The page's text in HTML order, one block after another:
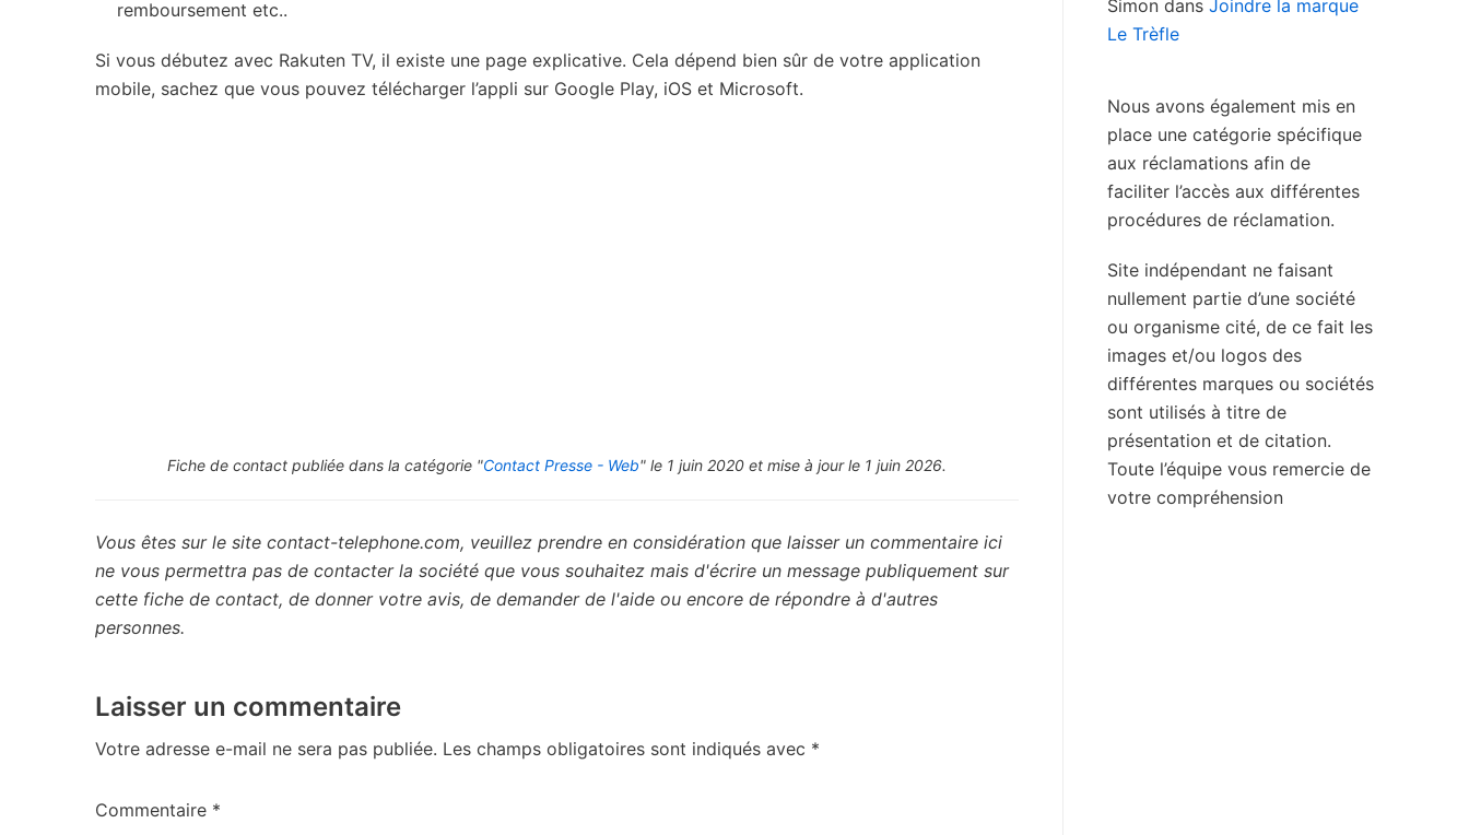
remboursement etc..
Si vous débutez avec Rakuten TV, il existe une page explicative. Cela dépend bien sûr de votre application
mobile, sachez que vous pouvez télécharger l’appli sur Google Play, iOS et Microsoft.
Fiche de contact publiée dans la catégorie "Contact Presse - Web" le 1 juin 2020 et mise à jour le 1 juin 2026.
Vous êtes sur le site contact-telephone.com, veuillez prendre en considération que laisser un commentaire ici
ne vous permettra pas de contacter la société que vous souhaitez mais d'écrire un message publiquement sur
cette fiche de contact, de donner votre avis, de demander de l'aide ou encore de répondre à d'autres
personnes.
Laisser un commentaire
Votre adresse e-mail ne sera pas publiée. Les champs obligatoires sont indiqués avec *
Commentaire *
Simon dans Joindre la marque
Le Trèfle
Nous avons également mis en
place une catégorie spécifique
aux réclamations afin de
faciliter l’accès aux différentes
procédures de réclamation.
Site indépendant ne faisant
nullement partie d’une société
ou organisme cité, de ce fait les
images et/ou logos des
différentes marques ou sociétés
sont utilisés à titre de
présentation et de citation.
Toute l’équipe vous remercie de
votre compréhension